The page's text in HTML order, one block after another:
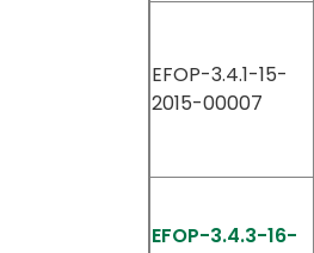
EFOP-3.4.1-15-
2015-00007
EFOP-3.4.3-16-